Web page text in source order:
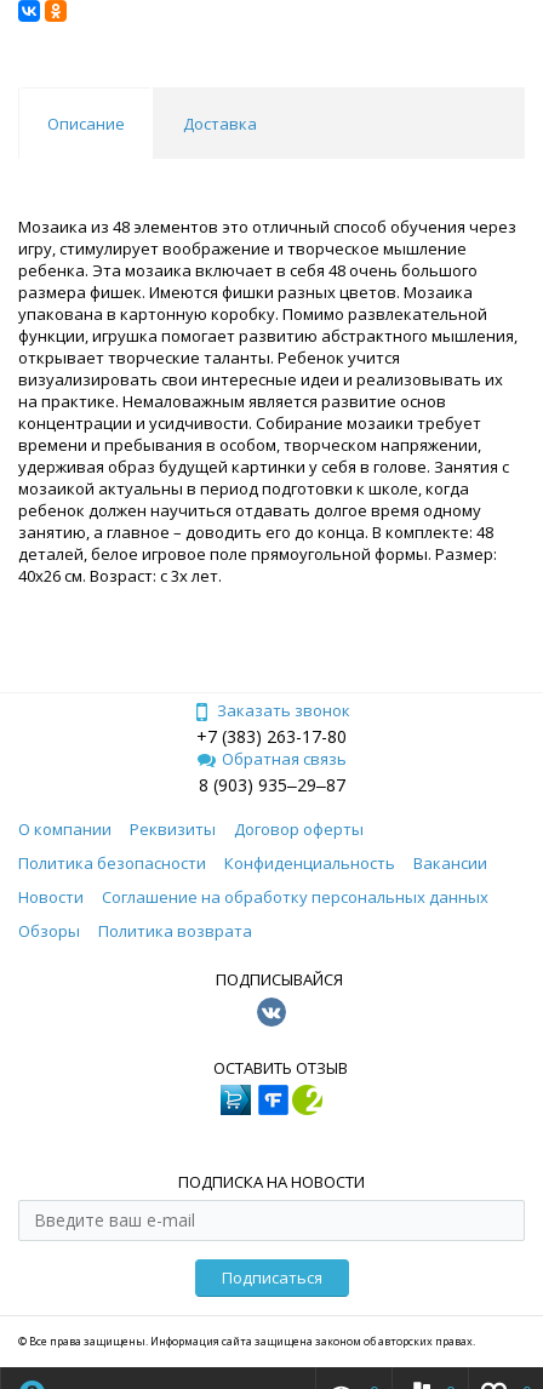
Описание Доставка
Мозаика из 48 элементов это отличный способ обучения через
игру, стимулирует воображение и творческое мышление
ребенка. Эта мозаика включает в себя 48 очень большого
размера фишек. Имеются фишки разных цветов. Мозаика
упакована в картонную коробку. Помимо развлекательной
функции, игрушка помогает развитию абстрактного мышления,
открывает творческие таланты. Ребенок учится
визуализировать свои интересные идеи и реализовывать их
на практике. Немаловажным является развитие основ
концентрации и усидчивости. Собирание мозаики требует
времени и пребывания в особом, творческом напряжении,
удерживая образ будущей картинки у себя в голове. Занятия с
мозаикой актуальны в период подготовки к школе, когда
ребенок должен научиться отдавать долгое время одному
занятию, а главное – доводить его до конца. В комплекте: 48
деталей, белое игровое поле прямоугольной формы. Размер:
40x26 см. Возраст: с 3х лет.
Заказать звонок
+7 (383) 263-17-80
Обратная связь
8 (903) 935‒29‒87
О компании Реквизиты
Договор оферты
Политика безопасности
Конфиденциальность
Вакансии
Новости
Соглашение на обработку персональных данных
Обзоры
Политика возврата
ПОДПИСЫВАЙСЯ
ОСТАВИТЬ ОТЗЫВ
ПОДПИСКА НА НОВОСТИ
Подписаться
© Все права защищены. Информация сайта защищена законом об авторских правах.